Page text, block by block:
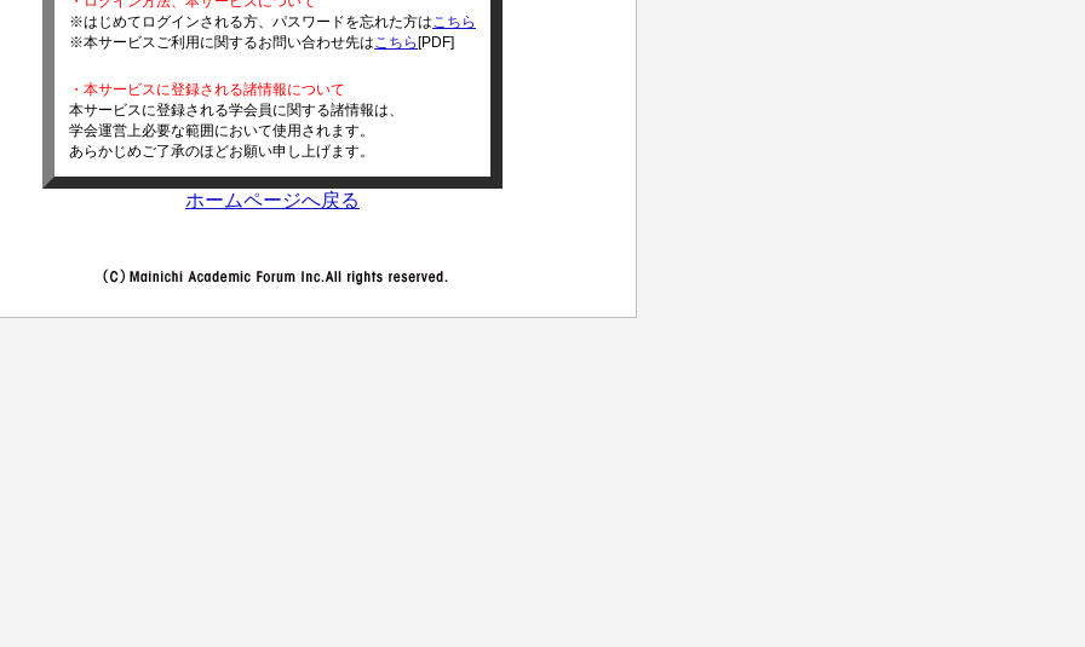
※はじめてログインされる方、パスワードを忘れた方はこちら
※本サービスご利用に関するお問い合わせ先はこちら [PDF]
・本サービスに登録される諸情報について
本サービスに登録される学会員に関する諸情報は、
学会運営上必要な範囲において使用されます。
あらかじめご了承のほどお願い申し上げます。
ホームページへ戻る